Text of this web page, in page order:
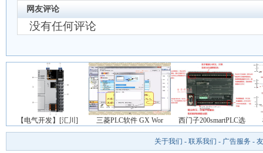
网友评论
没有任何评论
【电气开发】[汇川] 三菱PLC软件 GX Wor 西门子200smartPLC选
关于我们 - 联系我们 - 广告服务 -